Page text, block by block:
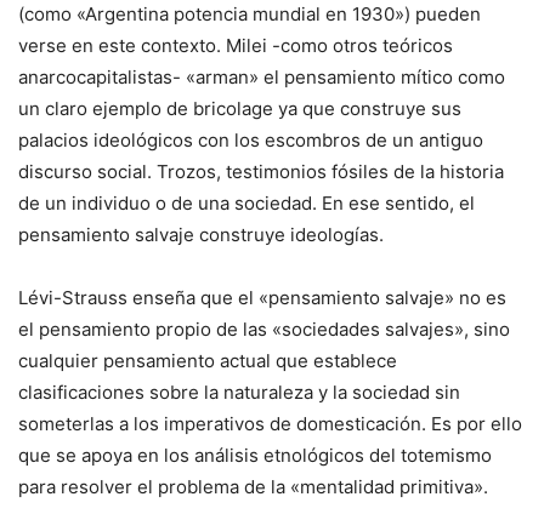
(como «Argentina potencia mundial en 1930») pueden
verse en este contexto. Milei -como otros teóricos
anarcocapitalistas- «arman» el pensamiento mítico como
un claro ejemplo de bricolage ya que construye sus
palacios ideológicos con los escombros de un antiguo
discurso social. Trozos, testimonios fósiles de la historia
de un individuo o de una sociedad. En ese sentido, el
pensamiento salvaje construye ideologías.
Lévi-Strauss enseña que el «pensamiento salvaje» no es
el pensamiento propio de las «sociedades salvajes», sino
cualquier pensamiento actual que establece
clasificaciones sobre la naturaleza y la sociedad sin
someterlas a los imperativos de domesticación. Es por ello
que se apoya en los análisis etnológicos del totemismo
para resolver el problema de la «mentalidad primitiva».